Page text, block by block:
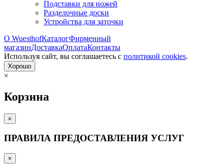
Подставки для ножей
Разделочные доски
Устройства для заточки
О WuesthofКаталогФирменный
магазинДоставкаОплатаКонтакты
Используя сайт, вы согла­шаетесь с политикой cookies.
Хорошо
×
Корзина
×
ПРАВИЛА ПРЕДОСТАВЛЕНИЯ УСЛУГ
×